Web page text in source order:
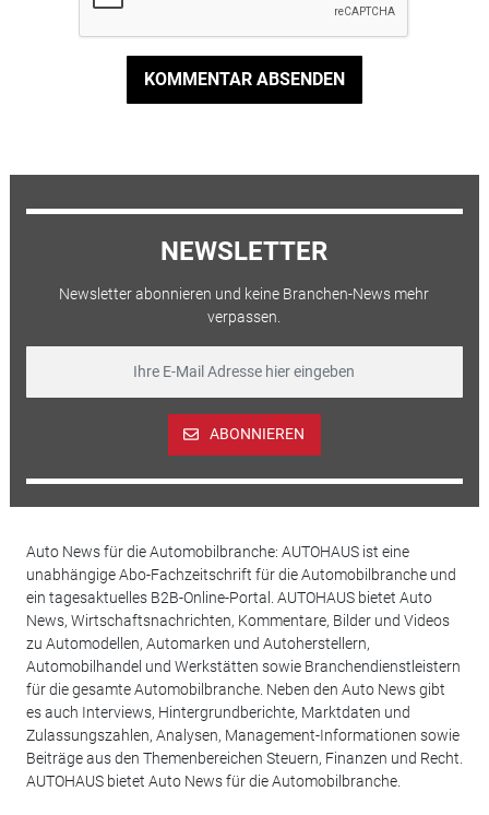
KOMMENTAR ABSENDEN
NEWSLETTER
Newsletter abonnieren und keine Branchen-News mehr
verpassen.
ABONNIEREN
Auto News für die Automobilbranche: AUTOHAUS ist eine
unabhängige Abo-Fachzeitschrift für die Automobilbranche und
ein tagesaktuelles B2B-Online-Portal. AUTOHAUS bietet Auto
News, Wirtschaftsnachrichten, Kommentare, Bilder und Videos
zu Automodellen, Automarken und Autoherstellern,
Automobilhandel und Werkstätten sowie Branchendienstleistern
für die gesamte Automobilbranche. Neben den Auto News gibt
es auch Interviews, Hintergrundberichte, Marktdaten und
Zulassungszahlen, Analysen, Management-Informationen sowie
Beiträge aus den Themenbereichen Steuern, Finanzen und Recht.
AUTOHAUS bietet Auto News für die Automobilbranche.